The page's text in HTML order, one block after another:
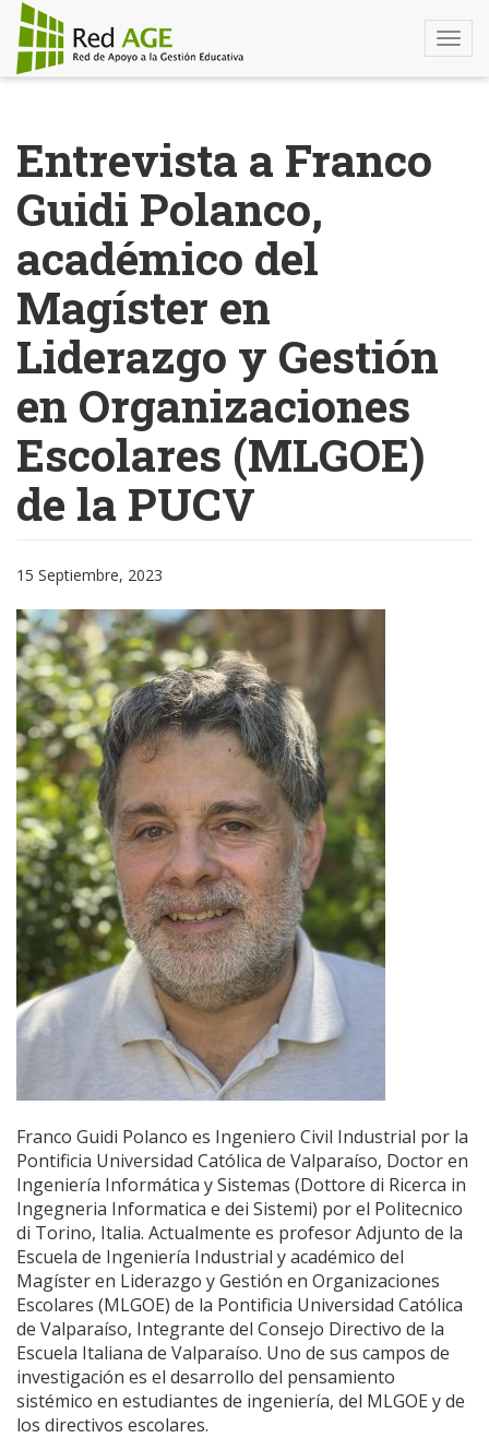
contenido
principal
Entrevista a Franco
Guidi Polanco,
académico del
Magíster en
Liderazgo y Gestión
en Organizaciones
Escolares (MLGOE)
de la PUCV
15 Septiembre, 2023
Franco Guidi Polanco es Ingeniero Civil Industrial por la
Pontificia Universidad Católica de Valparaíso, Doctor en
Ingeniería Informática y Sistemas (Dottore di Ricerca in
Ingegneria Informatica e dei Sistemi) por el Politecnico
di Torino, Italia. Actualmente es profesor Adjunto de la
Escuela de Ingeniería Industrial y académico del
Magíster en Liderazgo y Gestión en Organizaciones
Escolares (MLGOE) de la Pontificia Universidad Católica
de Valparaíso, Integrante del Consejo Directivo de la
Escuela Italiana de Valparaíso. Uno de sus campos de
investigación es el desarrollo del pensamiento
sistémico en estudiantes de ingeniería, del MLGOE y de
los directivos escolares.